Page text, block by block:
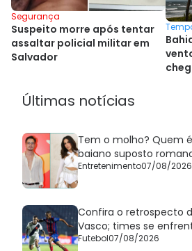
Segurança
Suspeito morre após tentar
assaltar policial militar em
Salvador
Últimas notícias
Tem o molho? Quem
baiano suposto
Entretenimento07/08/2026
Confira o retrospecto
Vasco; times se
Futebol07/08/2026